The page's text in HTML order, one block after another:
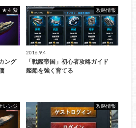
★４ 紫
ング
攻略情報
2016.9.4
「戦艦帝国」初心者攻略ガイド
艦船を強く育てる
レンジ 攻略情報